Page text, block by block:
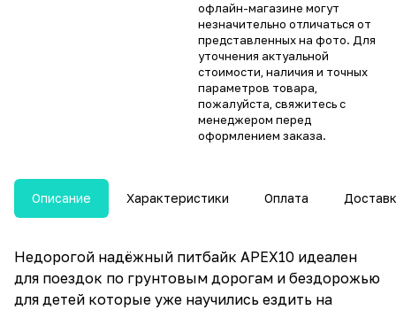
офлайн-магазине могут
незначительно отличаться от
представленных на фото. Для
уточнения актуальной
стоимости, наличия и точных
параметров товара,
пожалуйста, свяжитесь с
менеджером перед
оформлением заказа.
Описание Характеристики Оплата
Недорогой надёжный питбайк APEX10 идеален
для поездок по грунтовым дорогам и бездорожью
для детей которые уже научились ездить на